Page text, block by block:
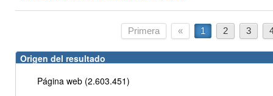
Primera « 1 2 3
Origen del resultado
Página web (2.603.451)